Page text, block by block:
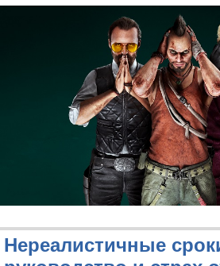
Нереалистичные